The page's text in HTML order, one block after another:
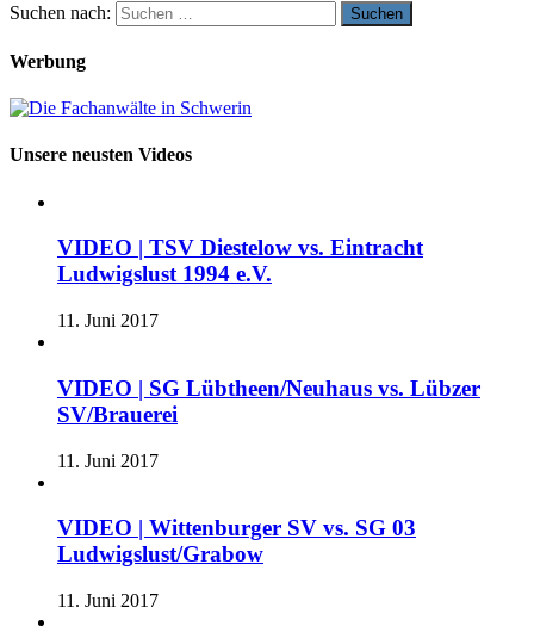
Suchen nach:
Werbung
Unsere neusten Videos
VIDEO | TSV Diestelow vs. Eintracht
Ludwigslust 1994 e.V.
11. Juni 2017
VIDEO | SG Lübtheen/Neuhaus vs. Lübzer
SV/Brauerei
11. Juni 2017
VIDEO | Wittenburger SV vs. SG 03
Ludwigslust/Grabow
11. Juni 2017